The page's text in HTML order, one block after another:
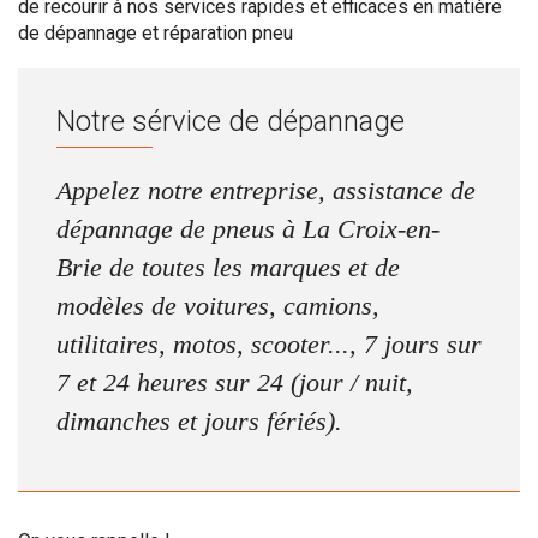
de recourir à nos services rapides et efficaces en matière
de dépannage et réparation pneu
Notre sérvice de dépannage
Appelez notre entreprise, assistance de
dépannage de pneus à La Croix-en-
Brie de toutes les marques et de
modèles de voitures, camions,
utilitaires, motos, scooter..., 7 jours sur
7 et 24 heures sur 24 (jour / nuit,
dimanches et jours fériés).